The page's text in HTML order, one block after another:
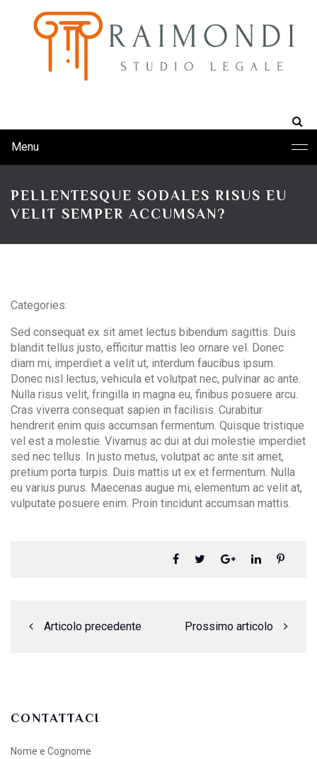
Menu
Contact Info
+39 0815540508
info@raimondistudiolegale.com
PELLENTESQUE SODALES RISUS EU
VELIT SEMPER ACCUMSAN?
Categories:
Sed consequat ex sit amet lectus bibendum sagittis. Duis
blandit tellus justo, efficitur mattis leo ornare vel. Donec
diam mi, imperdiet a velit ut, interdum faucibus ipsum.
Donec nisl lectus, vehicula et volutpat nec, pulvinar ac ante.
Nulla risus velit, fringilla in magna eu, finibus posuere arcu.
Cras viverra consequat sapien in facilisis. Curabitur
hendrerit enim quis accumsan fermentum. Quisque tristique
vel est a molestie. Vivamus ac dui at dui molestie imperdiet
sed nec tellus. In justo metus, volutpat ac ante sit amet,
pretium porta turpis. Duis mattis ut ex et fermentum. Nulla
eu varius purus. Maecenas augue mi, elementum ac velit at,
vulputate posuere enim. Proin tincidunt accumsan mattis.
Articolo precedente Prossimo articolo
CONTATTACI
Nome e Cognome